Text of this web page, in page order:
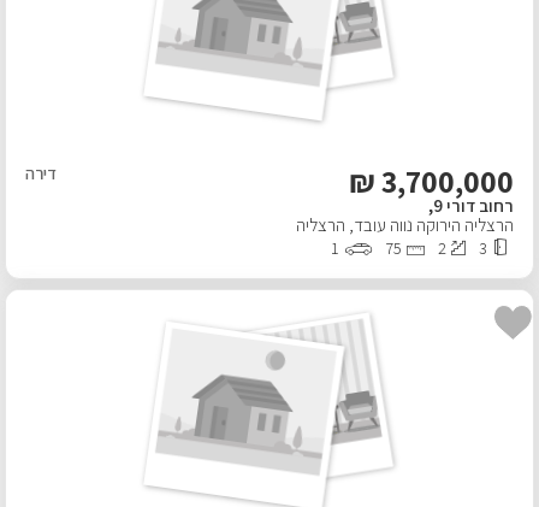
3,700,000
₪ דירה
רחוב דורי 9,
הרצליה הירוקה נווה עובד, הרצליה
3
2
75
1